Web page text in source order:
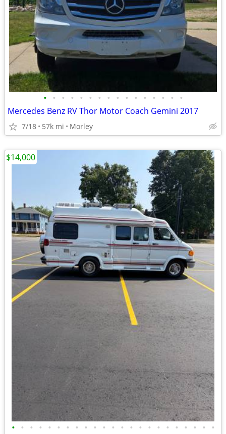
• • • • • • • • • • • • • • • •
Mercedes Benz RV Thor Motor Coach Gemini 2017
7/18 57k mi Morley
• • • • • • • • • • • • • • • • • • • • • • •
$14,000